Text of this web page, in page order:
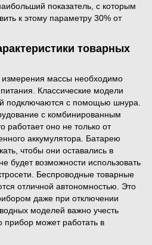
показатель, с которым
к этому параметру 30% от
товарных
измерения массы необходимо
Классические модели
подключаются с помощью шнура.
с комбинированным
работает оно не только от
аккумулятора. Батарею
чтобы они оставались в
будет возможности использовать
Беспроводные товарные
отличной автономностью. Это
даже при отключении
моделей важно учесть
прибор может работать в